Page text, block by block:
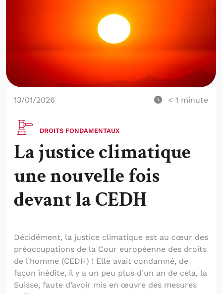
13/01/2026 < 1 minute
DROITS FONDAMENTAUX
La justice climatique
une nouvelle fois
devant la CEDH
Décidément, la justice climatique est au cœur des
préoccupations de la Cour européenne des droits
de l’homme (CEDH) ! Elle avait condamné, de
façon inédite, il y a un peu plus d’un an de cela, la
Suisse, faute d’avoir mis en œuvre des mesures